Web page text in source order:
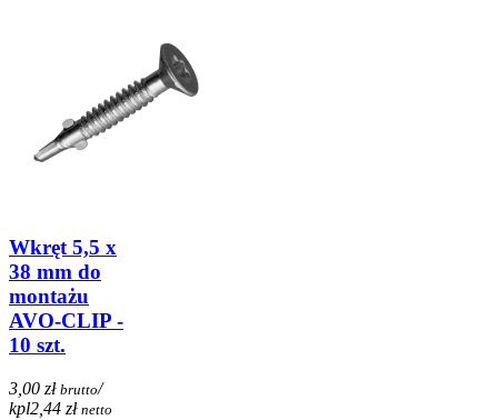
Wkręt 5,5 x
38 mm do
montażu
AVO-CLIP -
10 szt.
3,00 zł brutto/
kpl2,44 zł netto